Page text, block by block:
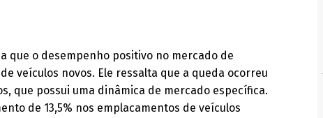
que o desempenho positivo no mercado de
veículos novos. Ele ressalta que a queda ocorreu
que possui uma dinâmica de mercado específica.
de 13,5% nos emplacamentos de veículos